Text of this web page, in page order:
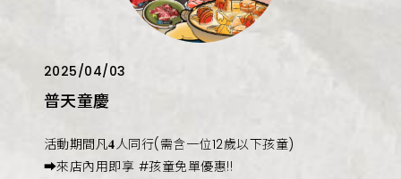
2025/04/03
普天童慶
活動期間凡𝟒人同行(需含一位12歲以下孩童)
➡︎來店內用即享 #孩童免單優惠‼️